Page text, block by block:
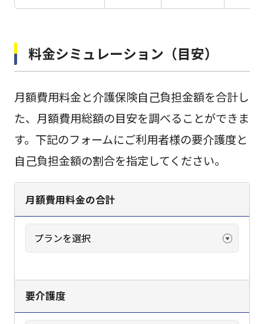
料金シミュレーション（目安）
月額費用料金と介護保険自己負担金額を合計し
た、月額費用総額の目安を調べることができま
す。下記のフォームにご利用者様の要介護度と
自己負担金額の割合を指定してください。
月額費用料金の合計
要介護度